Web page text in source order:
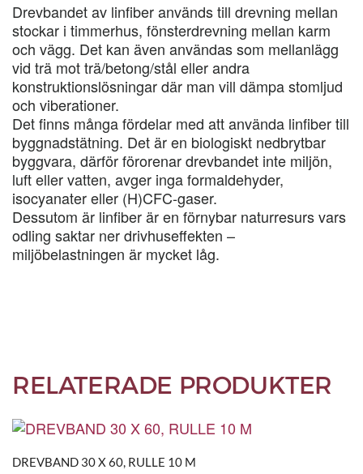
Drevbandet av linfiber används till drevning mellan
stockar i timmerhus, fönsterdrevning mellan karm
och vägg. Det kan även användas som mellanlägg
vid trä mot trä/betong/stål eller andra
konstruktionslösningar där man vill dämpa stomljud
och viberationer.
Det finns många fördelar med att använda linfiber till
byggnadstätning. Det är en biologiskt nedbrytbar
byggvara, därför förorenar drevbandet inte miljön,
luft eller vatten, avger inga formaldehyder,
isocyanater eller (H)CFC-gaser.
Dessutom är linfiber är en förnybar naturresurs vars
odling saktar ner drivhuseffekten –
miljöbelastningen är mycket låg.
RELATERADE PRODUKTER
DREVBAND 30 X 60, RULLE 10 M